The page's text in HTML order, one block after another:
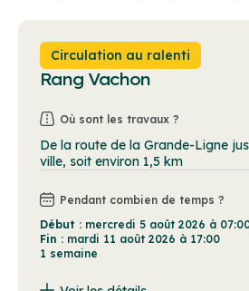
Rang Vachon
Circulation au ralenti
Où sont les travaux ?
De la route de la Grande-Ligne
ville, soit environ 1,5 km
Pendant combien de temps ?
Début : mercredi 5 août 2026 à
Fin : mardi 11 août 2026 à 17:00
1 semaine